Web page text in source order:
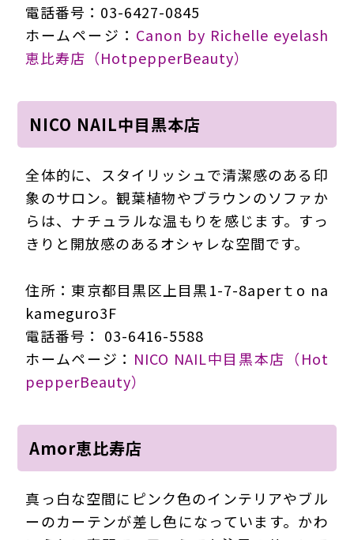
電話番号：03-6427-0845
ホームページ： Canon by Richelle eyelash
恵比寿店（HotpepperBeauty）
NICO NAIL中目黒本店
全体的に、スタイリッシュで清潔感のある印
象のサロン。観葉植物やブラウンのソファか
らは、ナチュラルな温もりを感じます。すっ
きりと開放感のあるオシャレな空間です。
住所：東京都目黒区上目黒1-7-8aperｔo na
kameguro3F
電話番号： 03-6416-5588
ホームページ： NICO NAIL中目黒本店（Hot
pepperBeauty）
Amor恵比寿店
真っ白な空間にピンク色のインテリアやブル
ーのカーテンが差し色になっています。かわ